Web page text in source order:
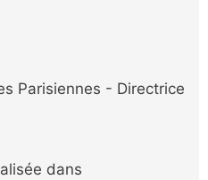
Parisiennes - Directrice
dans